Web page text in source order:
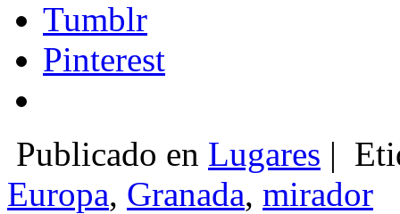
Tumblr
Pinterest
Publicado en Lugares |
Europa, Granada, mirador